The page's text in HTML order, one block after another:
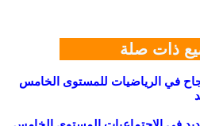
ذات صلة
في الرياضيات للمستوى الخامس